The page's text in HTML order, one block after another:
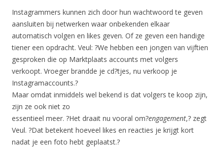
Instagrammers kunnen zich door hun wachtwoord te geven
aansluiten bij netwerken waar onbekenden elkaar
automatisch volgen en likes geven. Of ze geven een handige
tiener een opdracht. Veul: ?We hebben een jongen van vijftien
gesproken die op Marktplaats accounts met volgers
verkoopt. Vroeger brandde je cd?tjes, nu verkoop je
Instagramaccounts.?
Maar omdat inmiddels wel bekend is dat volgers te koop zijn,
zijn ze ook niet zo
essentieel meer. ?Het draait nu vooral om?engagement,? zegt
Veul. ?Dat betekent hoeveel likes en reacties je krijgt kort
nadat je een foto hebt geplaatst.?